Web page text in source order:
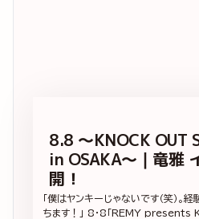
8.8 ～KNOCK OUT
in OSAKA～｜竜雅
開！
「僕はヤンキーじゃないです（笑）。
ちます！」 8・8「REMY